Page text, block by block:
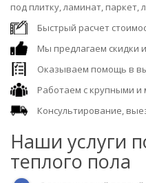
под плитку, ламинат, паркет,
Быстрый расчет
Мы предлагаем скидки
Оказываем помощь в
Работаем с крупными и
Консультирование,
Наши услуги
теплого пола